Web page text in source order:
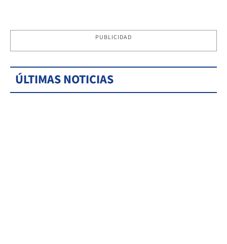
PUBLICIDAD
ÚLTIMAS NOTICIAS